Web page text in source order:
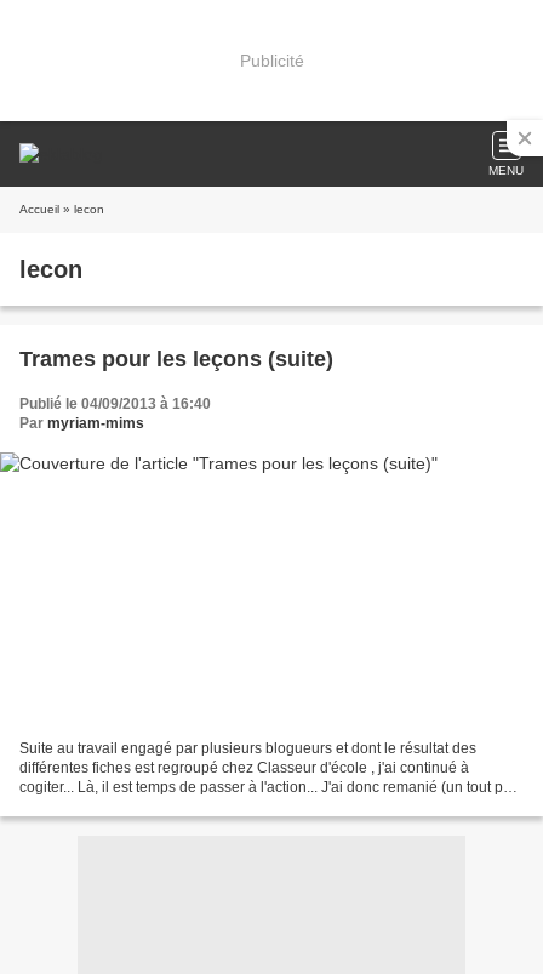
Publicité
MENU
Accueil » lecon
lecon
Trames pour les leçons (suite)
Publié le 04/09/2013 à 16:40
Par myriam-mims
Suite au travail engagé par plusieurs blogueurs et dont le résultat des
différentes fiches est regroupé chez Classeur d'école , j'ai continué à
cogiter... Là, il est temps de passer à l'action... J'ai donc remanié (un tout petit